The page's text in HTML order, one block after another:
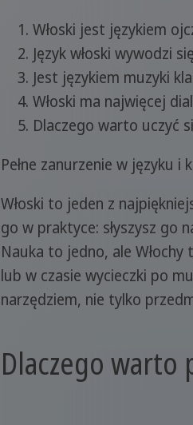
Włoski jest językiem
Język włoski wywodzi
Jest językiem muzyki
Włoski ma najwięcej
Dlaczego warto uczyć
Pełne zanurzenie w języku i
Włoski to jeden z
go w praktyce: słyszysz go
Nauka to jedno, ale
lub w czasie wycieczki po
narzędziem, nie tylko
Dlaczego warto